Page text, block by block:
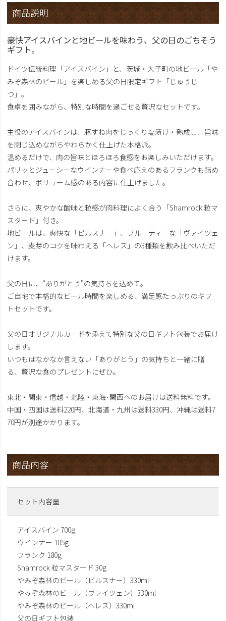
商品説明
豪快アイスバインと地ビールを味わう、父の日のごちそう
ギフト。
ドイツ伝統料理「アイスバイン」と、茨城・大子町の地ビール「や
みぞ森林のビール」を楽しめる父の日限定ギフト「じゅうじ
つ」。
食卓を囲みながら、特別な時間を過ごせる贅沢なセットです。
主役のアイスバインは、豚すね肉をじっくり塩漬け・熟成し、旨味
を閉じ込めながらやわらかく仕上げた本格派。
温めるだけで、肉の旨味とほろほろ食感をお楽しみいただけます。
パリッとジューシーなウインナーや食べ応えのあるフランクも詰め
合わせ、ボリューム感のある内容に仕上げました。
さらに、爽やかな酸味と粒感が肉料理によく合う「Shamrock 粒マ
スタード」付き。
地ビールは、爽快な「ピルスナー」、フルーティーな「ヴァイツェ
ン」、麦芽のコクを味わえる「ヘレス」の3種類を飲み比べいただ
けます。
父の日に、“ありがとう”の気持ちを込めて。
ご自宅で本格的なビール時間を楽しめる、満足感たっぷりのギフ
トセットです。
父の日オリジナルカードを添えて特別な父の日ギフト包装でお届け
します。
いつもはなかなか言えない「ありがとう」の気持ちと一緒に贈
る、贅沢な食のプレゼントにぜひ。
東北・関東・信越・北陸・東海･関西へのお届けは送料無料です。
中国・四国は送料220円、北海道・九州は送料330円、沖縄は送料7
70円が別途かかります。
商品内容
セット内容量
アイスバイン 700g
ウインナー 105g
フランク 180g
Shamrock 粒マスタード 30g
やみぞ森林のビール（ピルスナー）330ml
やみぞ森林のビール（ヴァイツェン）330ml
やみぞ森林のビール（ヘレス）330ml
父の日ギフト包装